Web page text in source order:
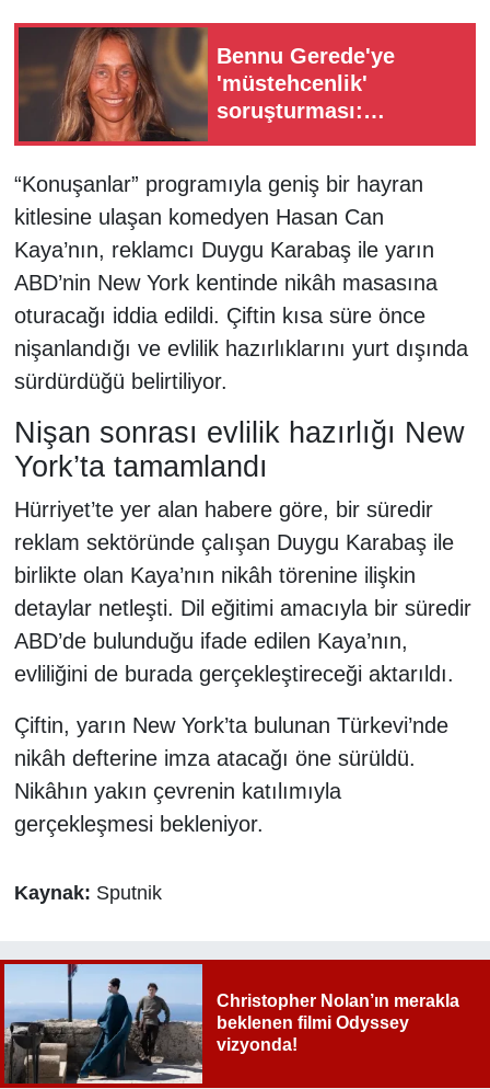
Bennu Gerede'ye
'müstehcenlik'
soruşturması:
“Konuşanlar” programıyla geniş bir hayran
kitlesine ulaşan komedyen Hasan Can
Kaya’nın, reklamcı Duygu Karabaş ile yarın
ABD’nin New York kentinde nikâh masasına
oturacağı iddia edildi. Çiftin kısa süre önce
nişanlandığı ve evlilik hazırlıklarını yurt dışında
sürdürdüğü belirtiliyor.
Nişan sonrası evlilik hazırlığı New
York’ta tamamlandı
Hürriyet’te yer alan habere göre, bir süredir
reklam sektöründe çalışan Duygu Karabaş ile
birlikte olan Kaya’nın nikâh törenine ilişkin
detaylar netleşti. Dil eğitimi amacıyla bir süredir
ABD’de bulunduğu ifade edilen Kaya’nın,
evliliğini de burada gerçekleştireceği aktarıldı.
Çiftin, yarın New York’ta bulunan Türkevi’nde
nikâh defterine imza atacağı öne sürüldü.
Nikâhın yakın çevrenin katılımıyla
gerçekleşmesi bekleniyor.
Kaynak: Sputnik
Christopher Nolan’ın merakla
beklenen filmi Odyssey
vizyonda!